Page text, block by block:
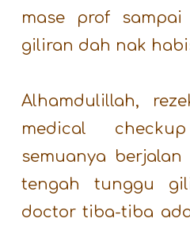
mase prof
giliran dah nak
Alhamdulillah,
medical
semuanya berjalan
tengah tunggu
doctor tiba-tiba